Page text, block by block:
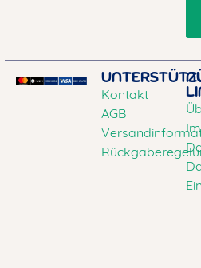
Kontakt
AGB